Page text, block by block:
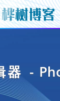
器 -